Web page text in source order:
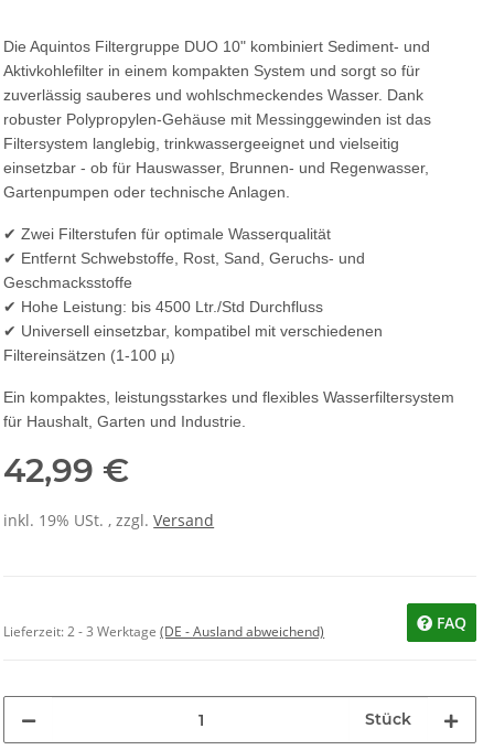
Die Aquintos Filtergruppe DUO 10" kombiniert Sediment- und
Aktivkohlefilter in einem kompakten System und sorgt so für
zuverlässig sauberes und wohlschmeckendes Wasser. Dank
robuster Polypropylen-Gehäuse mit Messinggewinden ist das
Filtersystem langlebig, trinkwassergeeignet und vielseitig
einsetzbar - ob für Hauswasser, Brunnen- und Regenwasser,
Gartenpumpen oder technische Anlagen.
✔ Zwei Filterstufen für optimale Wasserqualität
✔ Entfernt Schwebstoffe, Rost, Sand, Geruchs- und
Geschmacksstoffe
✔ Hohe Leistung: bis 4500 Ltr./Std Durchfluss
✔ Universell einsetzbar, kompatibel mit verschiedenen
Filtereinsätzen (1-100 µ)
Ein kompaktes, leistungsstarkes und flexibles Wasserfiltersystem
für Haushalt, Garten und Industrie.
42,99 €
inkl. 19% USt. , zzgl.Versand
Lieferzeit:2 - 3 Werktage(DE - Ausland abweichend) FAQ
Stück